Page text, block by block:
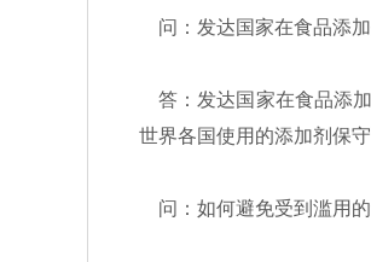
问：发达国家在食品添
答：发达国家在食品添
世界各国使用的添加剂保
问：如何避免受到滥用